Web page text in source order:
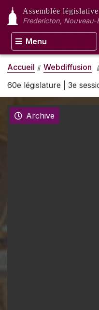
Assemblée législative
Fredericton,
Menu
Accueil
Webdiffusion
60e législature | 3e
Archive